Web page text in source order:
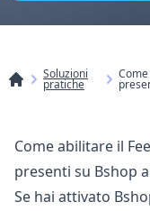
Soluzioni
pratiche
Come abilitare il
presenti su Bshop
Se hai attivato